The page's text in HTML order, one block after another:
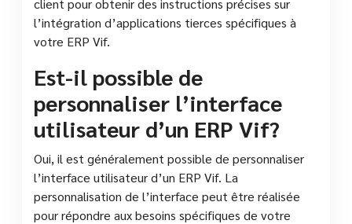
l’intégration d’applications tierces spécifiques à
votre ERP Vif.
Est-il possible de
personnaliser l’interface
utilisateur d’un ERP Vif?
Oui, il est généralement possible de personnaliser
l’interface utilisateur d’un ERP Vif. La
personnalisation de l’interface peut être réalisée
pour répondre aux besoins spécifiques de votre